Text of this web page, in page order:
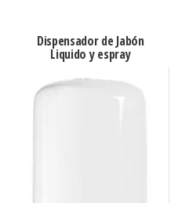
Dispensador de Jabón
Liquido y espray